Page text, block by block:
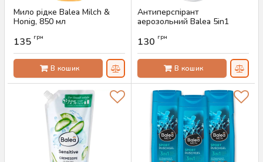
Мило рідке Balea Milch &
Honig, 850 мл
135 грн
В кошик
Антиперспірант
аерозольний Balea 5in1
Артикул:
130 грн
В кошик